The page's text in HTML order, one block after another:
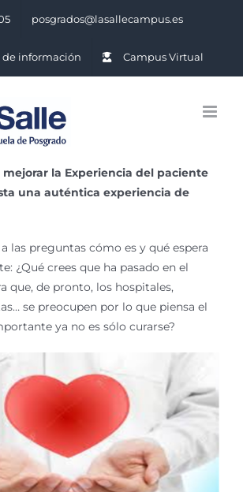
posgrados@lasallecampus.es
información Campus Virtual
mejorar la Experiencia del paciente
una auténtica experiencia de
las preguntas cómo es y qué espera
¿Qué crees que ha pasado en el
que, de pronto, los hospitales,
se preocupen por lo que piensa el
ya no es sólo curarse?